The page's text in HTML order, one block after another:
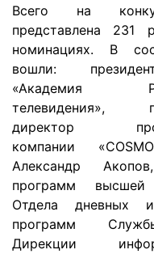
Всего на
представлена 231
номинациях. В
вошли:
«Академия
телевидения»,
директор
компании
Александр
программ высшей
Отдела дневных
программ
Дирекции